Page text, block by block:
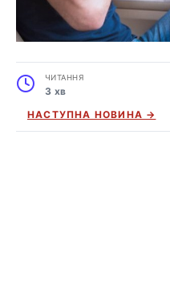
ЧИТАННЯ
3 хв
НАСТУПНА НОВИНА →